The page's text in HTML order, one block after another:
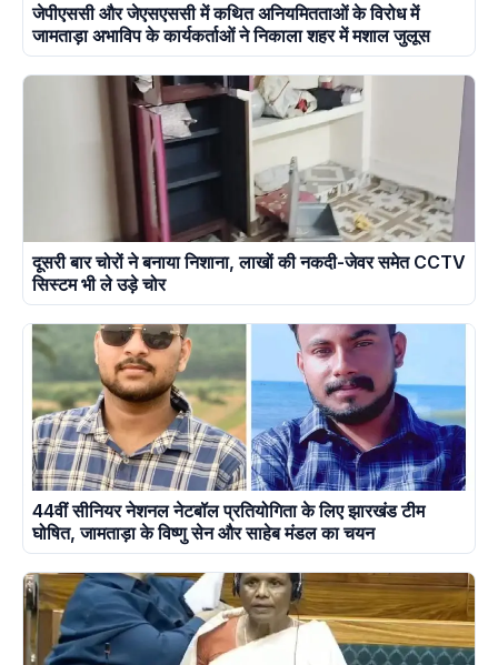
जेपीएससी और जेएसएससी में कथित अनियमितताओं के विरोध में
जामताड़ा अभाविप के कार्यकर्ताओं ने निकाला शहर में मशाल जुलूस
दूसरी बार चोरों ने बनाया निशाना, लाखों की नकदी-जेवर समेत CCTV
सिस्टम भी ले उड़े चोर
44वीं सीनियर नेशनल नेटबॉल प्रतियोगिता के लिए झारखंड टीम
घोषित, जामताड़ा के विष्णु सेन और साहेब मंडल का चयन